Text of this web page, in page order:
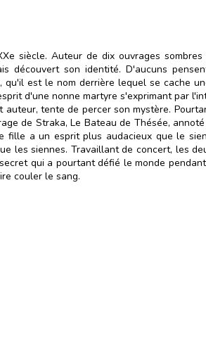
siècle. Auteur de dix ouvrages
découvert son identité. D'aucuns
qu'il est le nom derrière lequel se cache
d'une nonne martyre s'exprimant par
tente de percer son mystère.
de Straka, Le Bateau de Thésée,
fille a un esprit plus audacieux que le
les siennes. Travaillant de concert, les
qui a pourtant défié le monde
couler le sang.